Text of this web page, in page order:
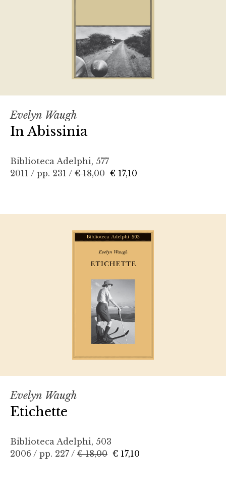
Evelyn Waugh
In Abissinia
Biblioteca Adelphi, 577
2011 / pp. 231 / € 18,00 € 17,10
Evelyn Waugh
Etichette
Biblioteca Adelphi, 503
2006 / pp. 227 / € 18,00 € 17,10